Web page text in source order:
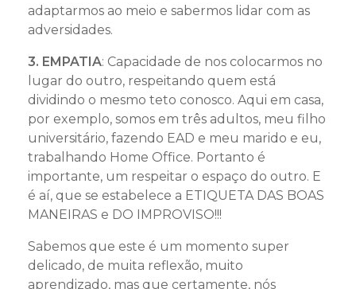
adaptarmos ao meio e sabermos lidar com as
adversidades.
3. EMPATIA: Capacidade de nos colocarmos no
lugar do outro, respeitando quem está
dividindo o mesmo teto conosco. Aqui em casa,
por exemplo, somos em três adultos, meu filho
universitário, fazendo EAD e meu marido e eu,
trabalhando Home Office. Portanto é
importante, um respeitar o espaço do outro. E
é aí, que se estabelece a ETIQUETA DAS BOAS
MANEIRAS e DO IMPROVISO!!!
Sabemos que este é um momento super
delicado, de muita reflexão, muito
aprendizado, mas que certamente, nós